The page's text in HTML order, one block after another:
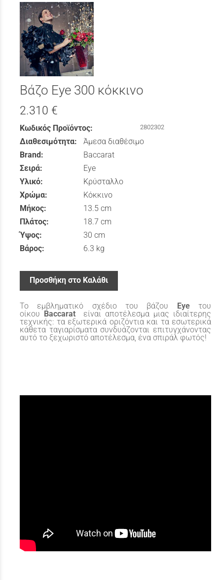
Βάζο Eye 300 κόκκινο
2.310 €
Κωδικός Προϊόντος: 2802302
Διαθεσιμότητα:
Άμεσα διαθέσιμο
Brand:
Baccarat
Σειρά:
Eye
Υλικό:
Κρύσταλλο
Χρώμα:
Κόκκινο
Μήκος:
13.5 cm
Πλάτος:
18.7 cm
Ύψος:
30 cm
Βάρος:
6.3 kg
Προσθήκη στο Καλάθι
Το εμβληματικό σχέδιο του βάζου Eyeτου
οίκου Baccarat είναι αποτέλεσμα μιας ιδιαίτερης
τεχνικής: τα εξωτερικά οριζόντια και τα εσωτερικά
κάθετα ταγιαρίσματα συνδυάζονται επιτυγχάνοντας
αυτό το ξεχωριστό αποτέλεσμα, ένα σπιράλ φωτός!